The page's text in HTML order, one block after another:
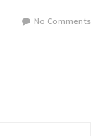
No Comments